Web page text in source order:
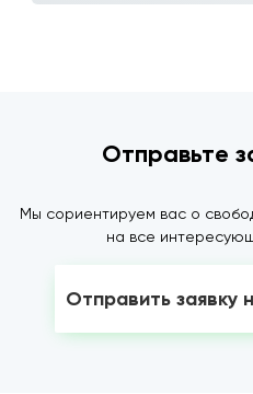
Отправьте
Мы сориентируем вас о
на все
Отправить заявку